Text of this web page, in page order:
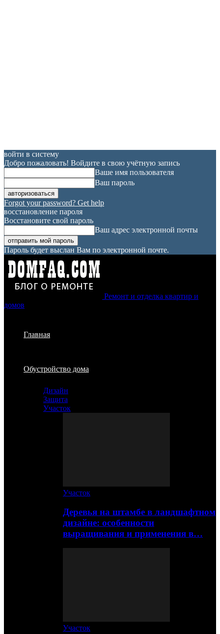
войти в систему
Добро пожаловать! Войдите в свою учётную запись
Ваше имя пользователя
Ваш пароль
Forgot your password? Get help
восстановление пароля
Восстановите свой пароль
Ваш адрес электронной почты
Пароль будет выслан Вам по электронной почте.
Ремонт и отделка квартир и
домов
Главная
Обустройство дома
Дизайн
Защита
Участок
Участок
Деревья на штамбе в ландшафтном
дизайне: особенности
выращивания и применения в…
Участок